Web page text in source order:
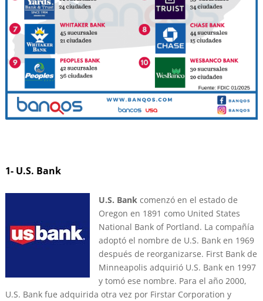
1- U.S. Bank
U.S. Bankcomenzó en el estado de
Oregon en 1891 como United States
National Bank of Portland. La compañía
adoptó el nombre de U.S. Bank en 1969
después de reorganizarse. First Bank de
Minneapolis adquirió U.S. Bank en 1997
y tomó ese nombre. Para el año 2000,
U.S. Bank fue adquirida otra vez por Firstar Corporation y